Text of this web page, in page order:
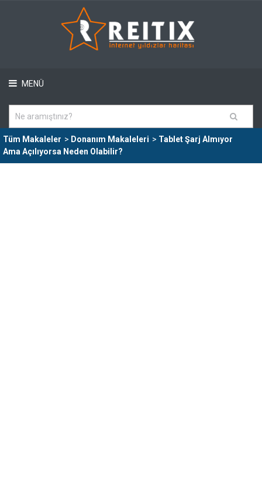
MENÜ
Tüm Makaleler > Donanım Makaleleri > Tablet Şarj Almıyor
Ama Açılıyorsa Neden Olabilir?